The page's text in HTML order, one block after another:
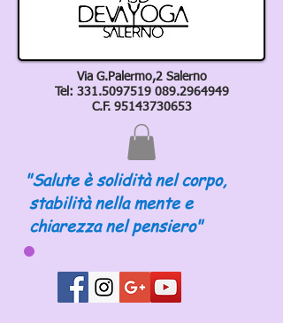
Via G.Palermo,2 Salerno
Tel: 331.5097519 089.2964949
C.F. 95143730653
"Salute è solidità nel corpo,
stabilità nella mente e
chiarezza nel pensiero"